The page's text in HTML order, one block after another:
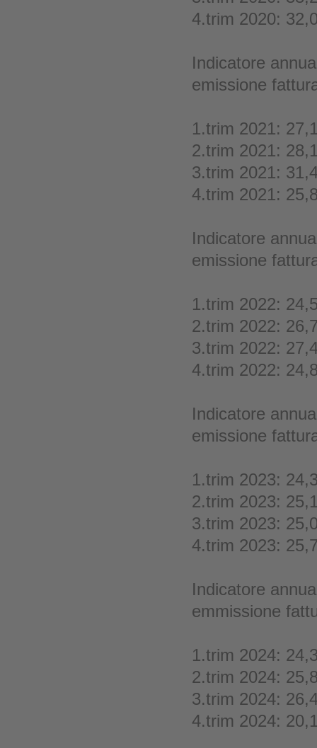
4.trim 2020:
Indicatore
emissione
1.trim 2021:
2.trim 2021:
3.trim 2021:
4.trim 2021:
Indicatore
emissione
1.trim 2022:
2.trim 2022:
3.trim 2022:
4.trim 2022:
Indicatore
emissione
1.trim 2023:
2.trim 2023:
3.trim 2023:
4.trim 2023:
Indicatore
emmissione
1.trim 2024:
2.trim 2024:
3.trim 2024:
4.trim 2024: